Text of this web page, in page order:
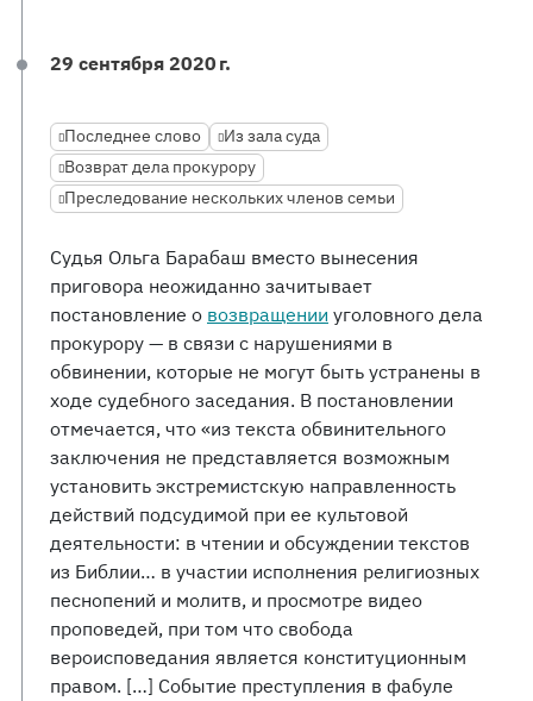
29 сентября 2020 г.
Последнее слово
Из зала суда
Возврат дела прокурору
Преследование нескольких членов семьи
Судья Ольга Барабаш вместо вынесения
приговора неожиданно зачитывает
постановление о возвращении уголовного дела
прокурору — в связи с нарушениями в
обвинении, которые не могут быть устранены в
ходе судебного заседания. В постановлении
отмечается, что «из текста обвинительного
заключения не представляется возможным
установить экстремистскую направленность
действий подсудимой при ее культовой
деятельности: в чтении и обсуждении текстов
из Библии… в участии исполнения религиозных
песнопений и молитв, и просмотре видео
проповедей, при том что свобода
вероисповедания является конституционным
правом. […] Событие преступления в фабуле